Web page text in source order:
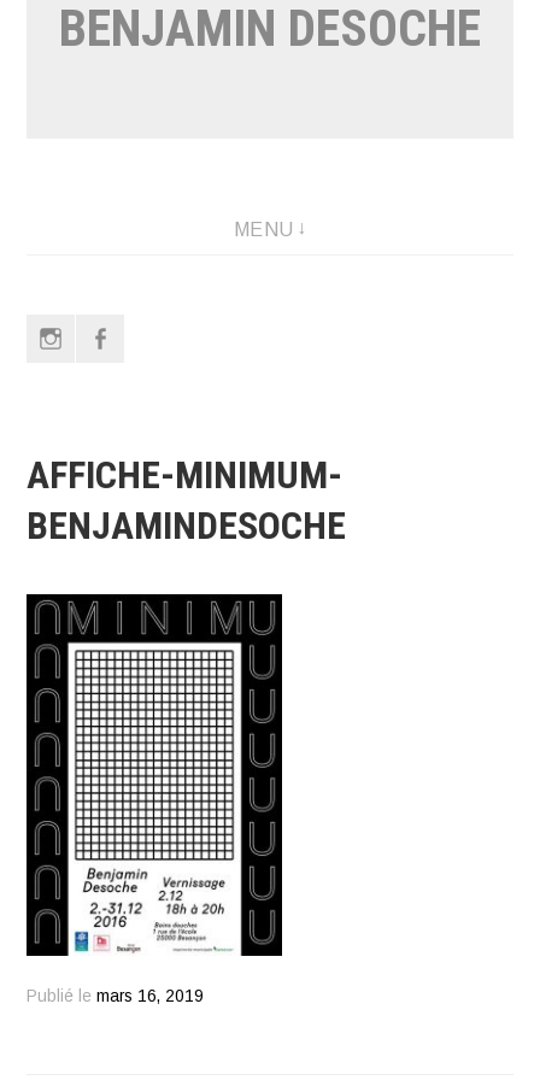
BENJAMIN DESOCHE
MENU
Instagram
AFFICHE-MINIMUM-
BENJAMINDESOCHE
Publié lemars 16, 2019